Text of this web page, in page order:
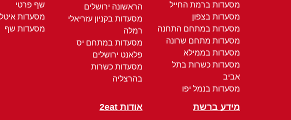
מסעדות ברמת החייל
מסעדות בצפון
מסעדות במתחם התחנה
מסעדות מתחם שרונה
מסעדות בממילא
מסעדות כשרות בתל
אביב
מסעדות בנמל יפו
הראשונה ירושלים
מסעדות בקניון עזריאלי
רמלה
מסעדות במתחם יס
פלאנט ירושלים
מסעדות כשרות
בהרצליה
שף פרטי
מסעדות
מסעדות שף
מידע ברשת אודות 2eat